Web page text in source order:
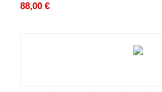
88,00 €